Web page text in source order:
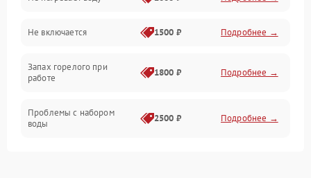
Не включается 1500 ₽ Подробнее →
Запах горелого при
работе
1800 ₽ Подробнее →
Проблемы с набором
воды
2500 ₽ Подробнее →